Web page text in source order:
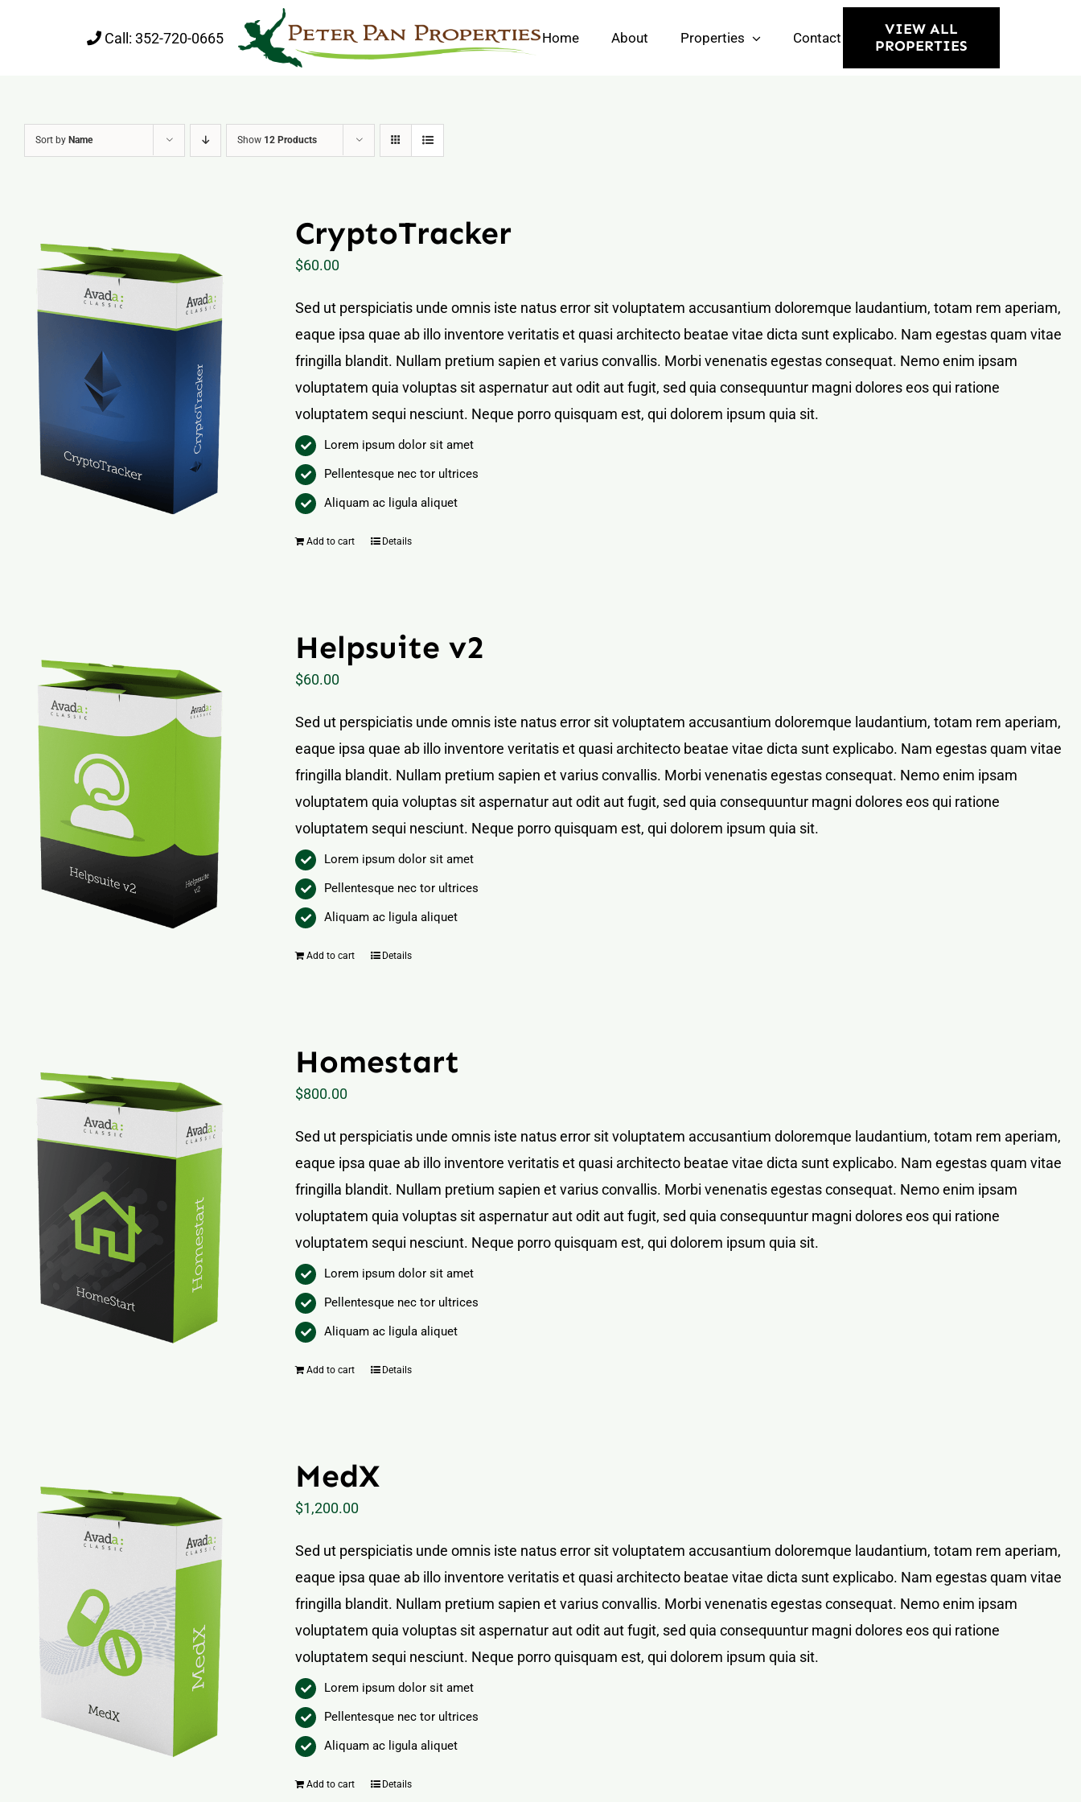
Call: 352-720-0665 Home About Properties Contact
VIEW ALL
PROPERTIES
Sort by Name Show 12 Products
CryptoTracker
$60.00
Sed ut perspiciatis unde omnis iste natus error sit voluptatem accusantium doloremque laudantium, totam rem aperiam,
eaque ipsa quae ab illo inventore veritatis et quasi architecto beatae vitae dicta sunt explicabo. Nam egestas quam vitae
fringilla blandit. Nullam pretium sapien et varius convallis. Morbi venenatis egestas consequat. Nemo enim ipsam
voluptatem quia voluptas sit aspernatur aut odit aut fugit, sed quia consequuntur magni dolores eos qui ratione
voluptatem sequi nesciunt. Neque porro quisquam est, qui dolorem ipsum quia sit.
Lorem ipsum dolor sit amet
Pellentesque nec tor ultrices
Aliquam ac ligula aliquet
Add to cart Details
Helpsuite v2
$60.00
Sed ut perspiciatis unde omnis iste natus error sit voluptatem accusantium doloremque laudantium, totam rem aperiam,
eaque ipsa quae ab illo inventore veritatis et quasi architecto beatae vitae dicta sunt explicabo. Nam egestas quam vitae
fringilla blandit. Nullam pretium sapien et varius convallis. Morbi venenatis egestas consequat. Nemo enim ipsam
voluptatem quia voluptas sit aspernatur aut odit aut fugit, sed quia consequuntur magni dolores eos qui ratione
voluptatem sequi nesciunt. Neque porro quisquam est, qui dolorem ipsum quia sit.
Lorem ipsum dolor sit amet
Pellentesque nec tor ultrices
Aliquam ac ligula aliquet
Add to cart Details
Homestart
$800.00
Sed ut perspiciatis unde omnis iste natus error sit voluptatem accusantium doloremque laudantium, totam rem aperiam,
eaque ipsa quae ab illo inventore veritatis et quasi architecto beatae vitae dicta sunt explicabo. Nam egestas quam vitae
fringilla blandit. Nullam pretium sapien et varius convallis. Morbi venenatis egestas consequat. Nemo enim ipsam
voluptatem quia voluptas sit aspernatur aut odit aut fugit, sed quia consequuntur magni dolores eos qui ratione
voluptatem sequi nesciunt. Neque porro quisquam est, qui dolorem ipsum quia sit.
Lorem ipsum dolor sit amet
Pellentesque nec tor ultrices
Aliquam ac ligula aliquet
Add to cart Details
MedX
$1,200.00
Sed ut perspiciatis unde omnis iste natus error sit voluptatem accusantium doloremque laudantium, totam rem aperiam,
eaque ipsa quae ab illo inventore veritatis et quasi architecto beatae vitae dicta sunt explicabo. Nam egestas quam vitae
fringilla blandit. Nullam pretium sapien et varius convallis. Morbi venenatis egestas consequat. Nemo enim ipsam
voluptatem quia voluptas sit aspernatur aut odit aut fugit, sed quia consequuntur magni dolores eos qui ratione
voluptatem sequi nesciunt. Neque porro quisquam est, qui dolorem ipsum quia sit.
Lorem ipsum dolor sit amet
Pellentesque nec tor ultrices
Aliquam ac ligula aliquet
Add to cart Details